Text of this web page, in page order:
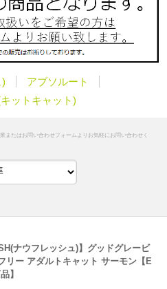
アブソルート
ットキャット)
ナウフレッシュ)】グッドグレービ
リー アダルトキャット サーモン【E
】